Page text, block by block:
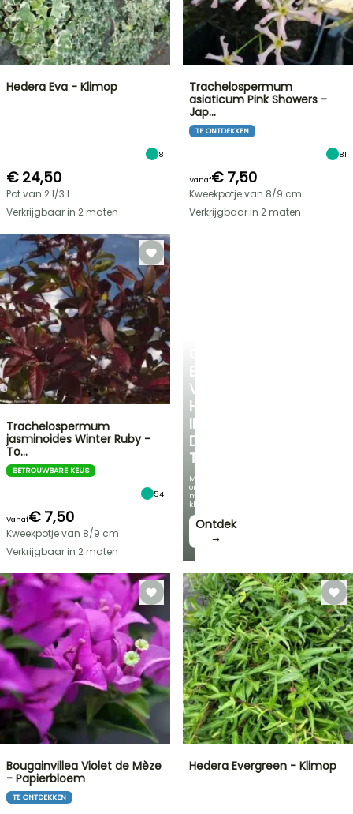
EEN
VERKOELEND
HOEKJE
IN
DE
TUIN
Met
onze
mooiste
klimplanten!
Ontdek
→
Hedera Eva - Klimop
8
€ 24,50
Pot van 2 l/3 l
Verkrijgbaar in 2 maten
Trachelospermum
asiaticum Pink Showers -
Jap…
TE ONTDEKKEN
81
Vanaf€ 7,50
Kweekpotje van 8/9 cm
Verkrijgbaar in 2 maten
Trachelospermum
jasminoides Winter Ruby -
To…
BETROUWBARE KEUS
54
Vanaf€ 7,50
Kweekpotje van 8/9 cm
Verkrijgbaar in 2 maten
Bougainvillea Violet de Mèze
- Papierbloem
TE ONTDEKKEN
Hedera Evergreen - Klimop